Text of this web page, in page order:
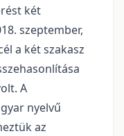
két
szeptember,
a két szakasz
A
nyelvű
az